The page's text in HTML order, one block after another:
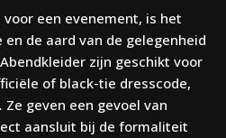
een evenement, is het
de aard van de gelegenheid
zijn geschikt voor
of black-tie dresscode,
geven een gevoel van
aansluit bij de formaliteit